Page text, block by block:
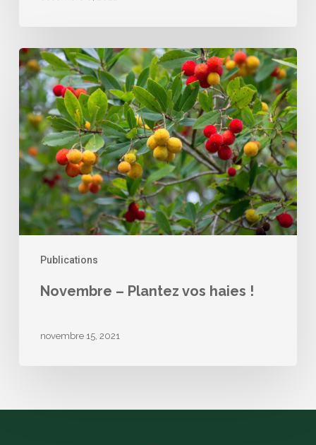
Publications
Novembre
–
Plantez
vos
haies
!
Novembre – Plantez vos haies !
novembre 15, 2021